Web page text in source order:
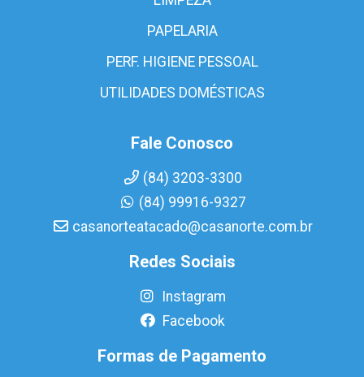
PAPELARIA
PERF. HIGIENE PESSOAL
UTILIDADES DOMÉSTICAS
Fale Conosco
(84) 3203-3300
(84) 99916-9327
casanorteatacado@casanorte.com.br
Redes Sociais
Instagram
Facebook
Formas de Pagamento